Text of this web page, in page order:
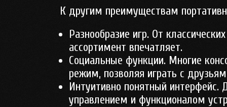
К другим преимуществам
Разнообразие игр. От
ассортимент впечатляет.
Социальные функции. Многие
режим, позволяя играть с
Интуитивно понятный интерфейс.
управлением и функционалом